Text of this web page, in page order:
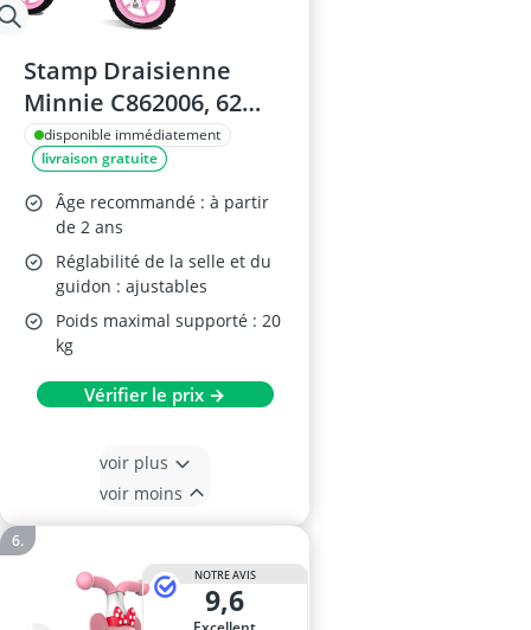
Stamp Draisienne
Minnie C862006, 62
cm, Rose
disponible immédiatement
livraison gratuite
Âge recommandé : à partir
de 2 ans
Réglabilité de la selle et du
guidon : ajustables
Poids maximal supporté : 20
kg
Vérifier le prix →
voir plus
voir moins
NOTRE AVIS
9,6